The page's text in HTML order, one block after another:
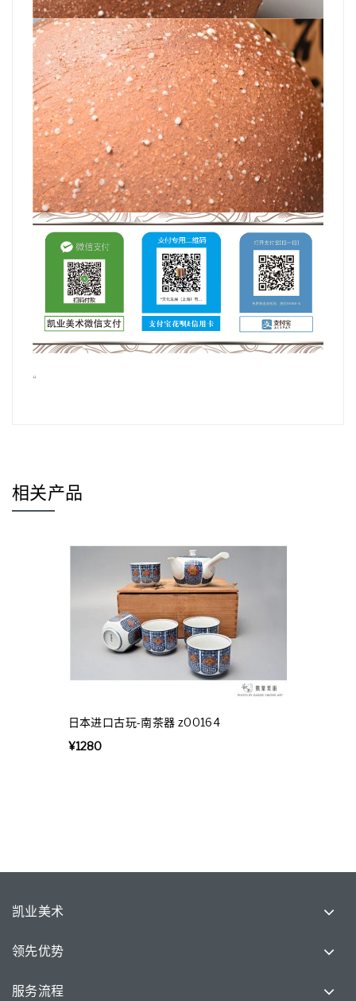
“
相关产品
日本进口古玩-南茶器 z00164
¥1280
凯业美术
领先优势
服务流程